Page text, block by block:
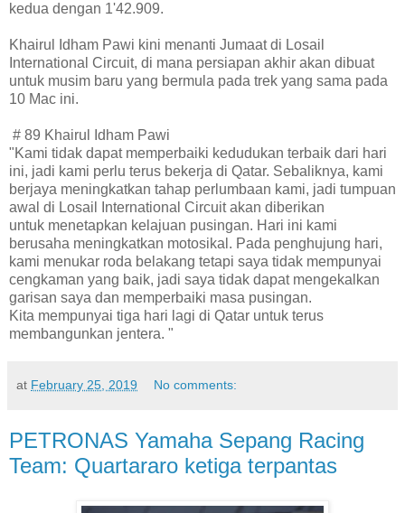
kedua dengan 1'42.909.
Khairul Idham Pawi kini menanti Jumaat di Losail
International Circuit, di mana persiapan akhir akan dibuat
untuk musim baru yang bermula pada trek yang sama pada
10 Mac ini.
# 89 Khairul Idham Pawi
"Kami tidak dapat memperbaiki kedudukan terbaik dari hari
ini, jadi kami perlu terus bekerja di Qatar. Sebaliknya, kami
berjaya meningkatkan tahap perlumbaan kami, jadi tumpuan
awal di Losail International Circuit akan diberikan
untuk menetapkan kelajuan pusingan. Hari ini kami
berusaha meningkatkan motosikal. Pada penghujung hari,
kami menukar roda belakang tetapi saya tidak mempunyai
cengkaman yang baik, jadi saya tidak dapat mengekalkan
garisan saya dan memperbaiki masa pusingan.
Kita mempunyai tiga hari lagi di Qatar untuk terus
membangunkan jentera. "
at February 25, 2019 No comments:
PETRONAS Yamaha Sepang Racing
Team: Quartararo ketiga terpantas